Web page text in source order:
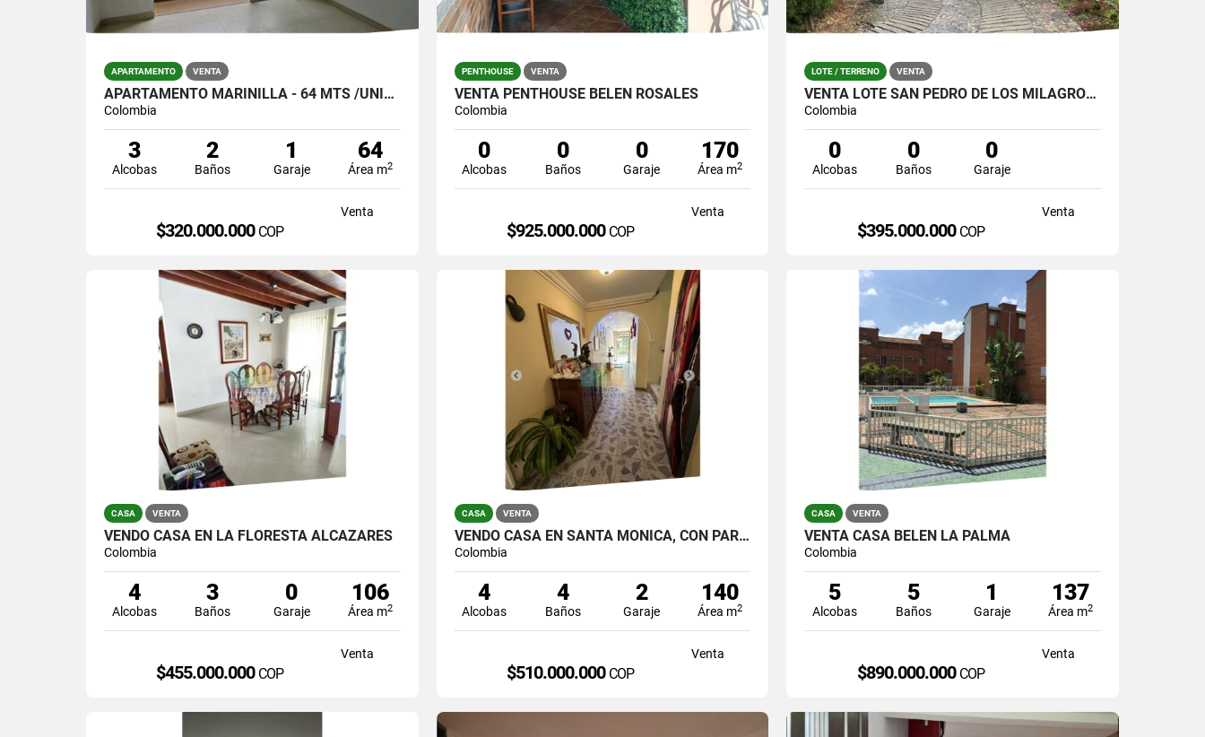
APARTAMENTO VENTA
APARTAMENTO MARINILLA - 64 MTS /UNIDAD COMPLETA/$320.000.000
Colombia
3
Alcobas
2
Baños
1
Garaje
64
Área m2
Venta
$320.000.000 COP
PENTHOUSE VENTA
VENTA PENTHOUSE BELEN ROSALES
Colombia
0
Alcobas
0
Baños
0
Garaje
170
Área m2
Venta
$925.000.000 COP
LOTE / TERRENO VENTA
VENTA LOTE SAN PEDRO DE LOS MILAGROS PARCELACION TIKAL
Colombia
0
Alcobas
0
Baños
0
Garaje
Venta
$395.000.000 COP
CASA VENTA
VENDO CASA EN LA FLORESTA ALCAZARES
Colombia
4
Alcobas
3
Baños
0
Garaje
106
Área m2
Venta
$455.000.000 COP
CASA VENTA
VENDO CASA EN SANTA MÓNICA, CON PARQUEADERO
Colombia
4
Alcobas
4
Baños
2
Garaje
140
Área m2
Venta
$510.000.000 COP
CASA VENTA
VENTA CASA BELEN LA PALMA
Colombia
5
Alcobas
5
Baños
1
Garaje
137
Área m2
Venta
$890.000.000 COP